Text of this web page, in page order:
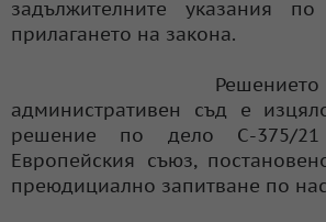
задължителните указания
прилагането на закона.
Решението на
административен съд е
решение по дело С-375/
Европейския съюз,
преюдициално запитване по